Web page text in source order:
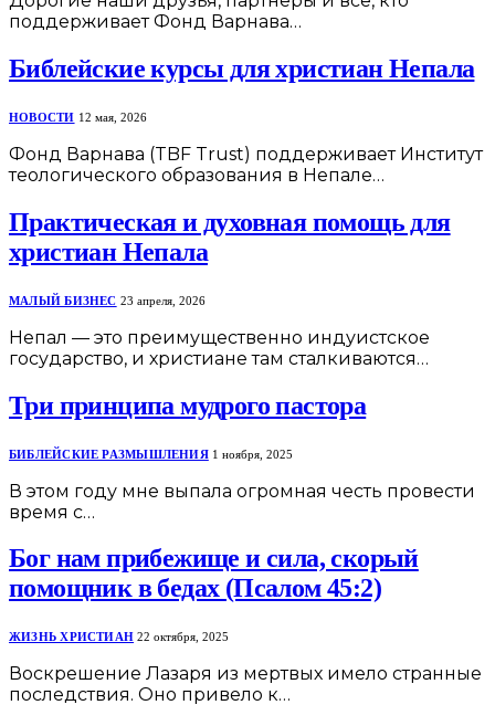
поддерживает Фонд Варнава…
Библейские курсы для христиан Непала
НОВОСТИ 12 мая, 2026
Фонд Варнава (TBF Trust) поддерживает Институт
теологического образования в Непале…
Практическая и духовная помощь для
христиан Непала
МАЛЫЙ БИЗНЕС 23 апреля, 2026
Непал — это преимущественно индуистское
государство, и христиане там сталкиваются…
Три принципа мудрого пастора
БИБЛЕЙСКИЕ РАЗМЫШЛЕНИЯ 1 ноября, 2025
В этом году мне выпала огромная честь провести
время с…
Бог нам прибежище и сила, скорый
помощник в бедах (Псалом 45:2)
ЖИЗНЬ ХРИСТИАН 22 октября, 2025
Воскрешение Лазаря из мертвых имело странные
последствия. Оно привело к…